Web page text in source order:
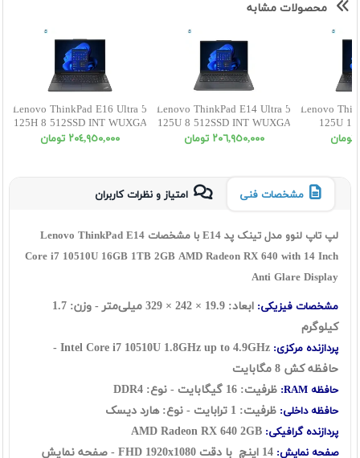
محصولات مشابه
Lenovo ThinkPad E16 Ultra 5
125H 8 512SSD INT WUXGA
٢٠٤,٩٥٠,٠٠٠ تومان
Lenovo ThinkPad E14 Ultra 5
125U 8 512SSD INT WUXGA
٢٠٦,٩٥٠,٠٠٠ تومان
Lenovo
125U
مشخصات فنی امتیاز و نظرات کاربران
لپ تاپ لنوو مدل تینک پد E14 با مشخصات Lenovo ThinkPad E14
Core i7 10510U 16GB 1TB 2GB AMD Radeon RX 640 with 14 Inch
Anti Glare Display
مشخصات فیزیکی:
ابعاد: 19.9 × 242 × 329 میلی‌متر - وزن: 1.7
کیلوگرم
پردازنده مرکزی:
Intel Core i7 10510U 1.8GHz up to 4.9GHz -
حافظه کش 8 مگابایت
حافظه RAM: ظرفیت: 16 گيگابايت - نوع: DDR4
حافظه داخلی: ظرفیت: 1 ترابايت - نوع: هارد ديسک
پردازنده گرافیکی:
صفحه نمایش:
14 اینچ با دقت FHD 1920x1080 - صفحه نمایش